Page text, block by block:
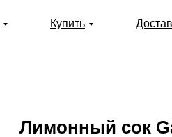
Купить
Лимонный сок